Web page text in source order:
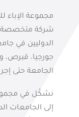
مجموعة الإباء
شركة متخصصة
الدوليين في
جورجيا، قبرص،
الجامعة حتى
نشكّل في
إلى الجامعات